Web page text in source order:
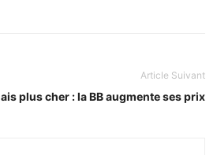
Article Suivant
plus cher : la BB augmente ses prix